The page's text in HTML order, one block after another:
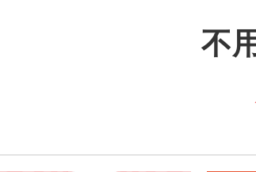
不